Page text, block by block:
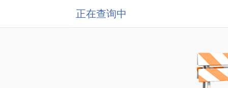
正在查询中